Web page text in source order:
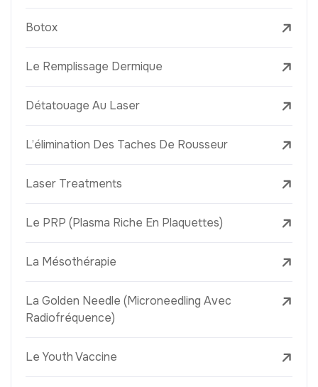
Botox
Le Remplissage Dermique
Détatouage Au Laser
L’élimination Des Taches De Rousseur
Laser Treatments
Le PRP (Plasma Riche En Plaquettes)
La Mésothérapie
La Golden Needle (Microneedling Avec
Radiofréquence)
Le Youth Vaccine